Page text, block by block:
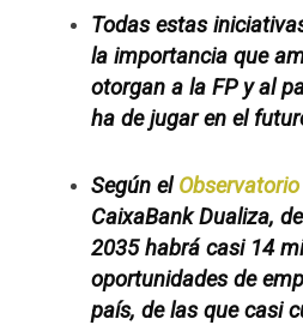
Todas estas
la importancia que
otorgan a la FP y al
ha de jugar en el
Según el
CaixaBank Dualiza,
2035 habrá casi 14
oportunidades de
país, de las que casi